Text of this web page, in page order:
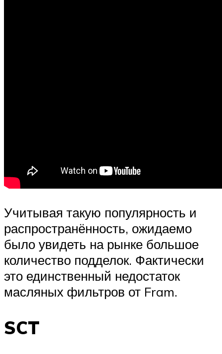
Учитывая такую популярность и
распространённость, ожидаемо
было увидеть на рынке большое
количество подделок. Фактически
это единственный недостаток
масляных фильтров от Fram.
SCT